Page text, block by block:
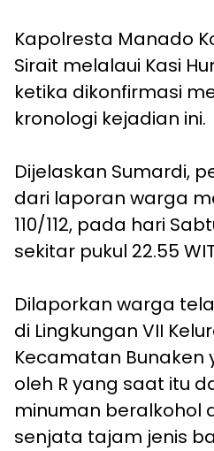
Kapolresta Manado
Sirait melalaui Kasi
ketika dikonfirmasi
kronologi kejadian ini.
Dijelaskan Sumardi,
dari laporan warga
110/112, pada hari
sekitar pukul 22.55
Dilaporkan warga
di Lingkungan VII
Kecamatan Bunaken
oleh R yang saat itu
minuman beralkohol
senjata tajam jenis